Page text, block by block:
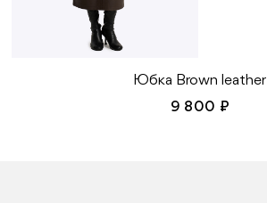
Юбка Brown leather
9 800 ₽